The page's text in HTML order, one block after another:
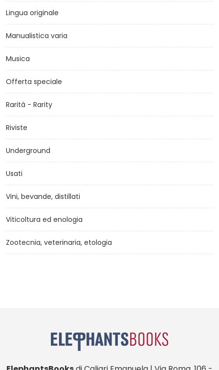
Lingua originale
Manualistica varia
Musica
Offerta speciale
Rarità - Rarity
Riviste
Underground
Usati
Vini, bevande, distillati
Viticoltura ed enologia
Zootecnia, veterinaria, etologia